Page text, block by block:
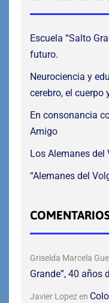
Escuela “Salto
futuro.
Neurociencia y
cerebro, el cuerpo
En consonancia
Amigo
Los Alemanes
“Alemanes del
Griselda Marcela
Grande”, 40 años
Javier Lopezen